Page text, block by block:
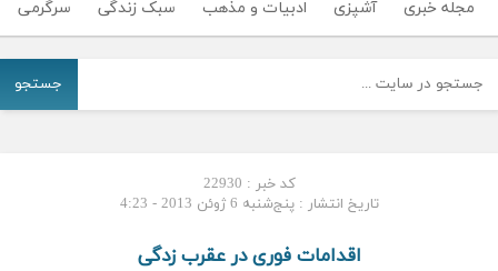
مجله خبری آشپزی ادبیات و مذهب سبک زندگی سرگرمی
جستجو
کد خبر : 22930
تاریخ انتشار : پنج‌شنبه 6 ژوئن 2013 - 4:23
اقدامات فوری در عقرب زدگی